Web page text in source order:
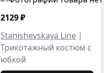
2129₽
Stanishevskaya Line |
Трикотажный костюм с
юбкой